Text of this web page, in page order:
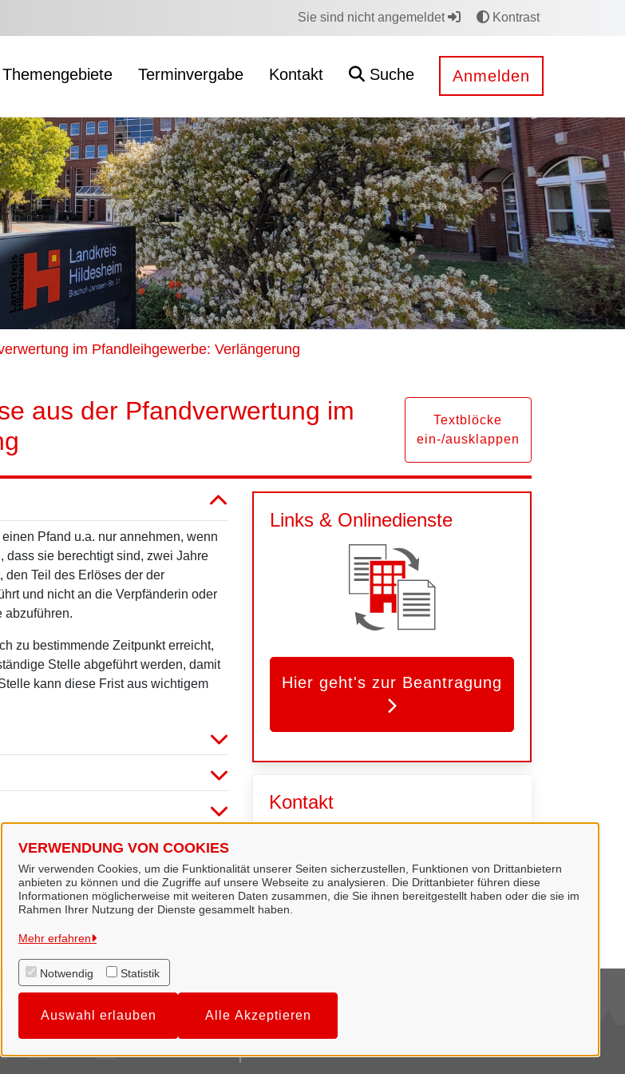
VERWENDUNG VON COOKIES
Wir verwenden Cookies, um die Funktionalität unserer Seiten sicherzustellen, Funktionen von Drittanbietern
anbieten zu können und die Zugriffe auf unsere Webseite zu analysieren. Die Drittanbieter führen diese
Informationen möglicherweise mit weiteren Daten zusammen, die Sie ihnen bereitgestellt haben oder die sie im
Rahmen Ihrer Nutzung der Dienste gesammelt haben.
Mehr erfahren
Notwendig Statistik
Auswahl erlauben Alle Akzeptieren
Sie sind nicht angemeldet Kontrast
Themengebiete Terminvergabe Kontakt Suche Anmelden
im Pfandleihgewerbe: Verlängerung
aus der Pfandverwertung im
Textblöcke
ein-/ausklappen
Pfand u.a. nur annehmen, wenn
dass sie berechtigt sind, zwei Jahre
den Teil des Erlöses der der
und nicht an die Verpfänderin oder
abzuführen.
zu bestimmende Zeitpunkt erreicht,
Stelle abgeführt werden, damit
kann diese Frist aus wichtigem
Links & Onlinedienste
Hier geht's zur Beantragung
Kontakt
Hildesheim
vorbehalten
Datenschutzerklärung